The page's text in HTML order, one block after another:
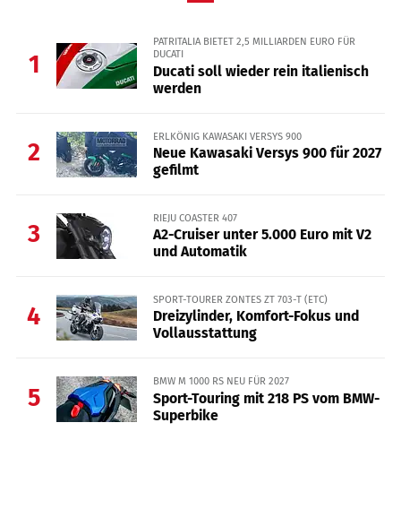
1
PATRITALIA BIETET 2,5 MILLIARDEN EURO FÜR
DUCATI
Ducati soll wieder rein italienisch
werden
2
ERLKÖNIG KAWASAKI VERSYS 900
Neue Kawasaki Versys 900 für 2027
gefilmt
3
RIEJU COASTER 407
A2-Cruiser unter 5.000 Euro mit V2
und Automatik
4
SPORT-TOURER ZONTES ZT 703-T (ETC)
Dreizylinder, Komfort-Fokus und
Vollausstattung
5
BMW M 1000 RS NEU FÜR 2027
Sport-Touring mit 218 PS vom BMW-
Superbike